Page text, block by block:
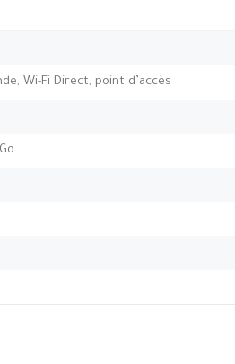
Wi-Fi Direct, point d’accès